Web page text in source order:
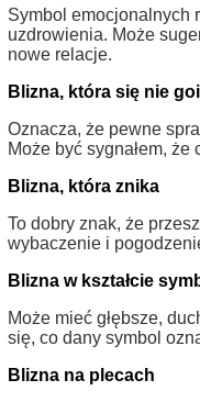
Symbol emocjonalnych
uzdrowienia. Może
nowe relacje.
Blizna, która się nie goi
Oznacza, że pewne
Może być sygnałem,
Blizna, która znika
To dobry znak, że
wybaczenie i
Blizna w kształcie
Może mieć głębsze,
się, co dany symbol
Blizna na plecach